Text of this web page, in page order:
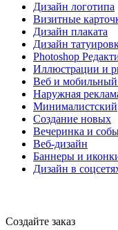
Дизайн логотипа
Визитные
Дизайн плаката
Дизайн
Photoshop
Иллюстрации и
Веб и мобильный
Наружная
Минималистский
Создание новых
Вечеринка и
Веб-дизайн
Баннеры и
Дизайн в
Создайте заказ